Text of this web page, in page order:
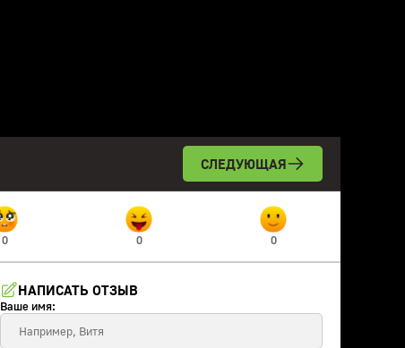
СЛЕДУЮЩАЯ
0 0 0
НАПИСАТЬ ОТЗЫВ
Ваше имя: